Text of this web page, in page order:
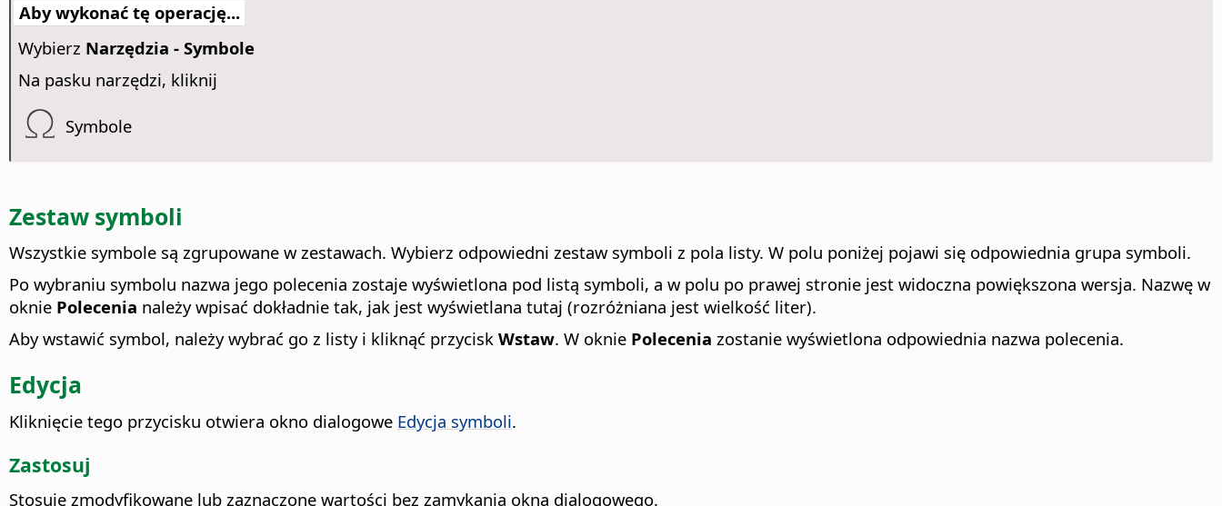
Aby wykonać tę operację...
Wybierz Narzędzia - Symbole
Na pasku narzędzi, kliknij
Symbole
Zestaw symboli
Wszystkie symbole są zgrupowane w zestawach. Wybierz odpowiedni zestaw symboli z pola listy. W polu poniżej pojawi się odpowiednia grupa symboli.
Po wybraniu symbolu nazwa jego polecenia zostaje wyświetlona pod listą symboli, a w polu po prawej stronie jest widoczna powiększona wersja. Nazwę w
oknie Polecenia należy wpisać dokładnie tak, jak jest wyświetlana tutaj (rozróżniana jest wielkość liter).
Aby wstawić symbol, należy wybrać go z listy i kliknąć przycisk Wstaw. W oknie Polecenia zostanie wyświetlona odpowiednia nazwa polecenia.
Edycja
Kliknięcie tego przycisku otwiera okno dialogowe Edycja symboli.
Zastosuj
Stosuje zmodyfikowane lub zaznaczone wartości bez zamykania okna dialogowego.